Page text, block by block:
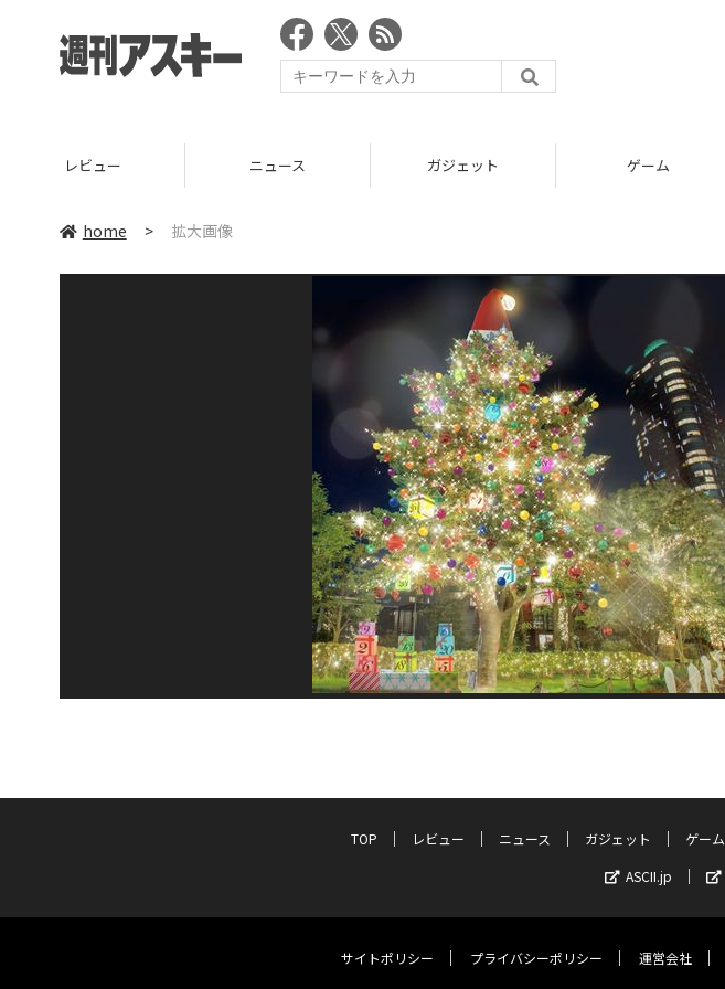
レビュー ニュース ガジェット ゲーム
home > 拡大画像
TOP レビュー ニュース ガジェット ゲーム
ASCII.jp
サイトポリシー プライバシーポリシー 運営会社